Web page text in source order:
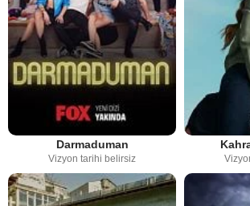
Darmaduman
Vizyon tarihi belirsiz